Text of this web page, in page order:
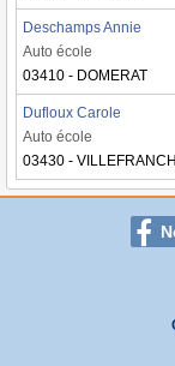
Deschamps Annie
Auto école
03410 - DOMERAT
Dufloux Carole
Auto école
03430 -